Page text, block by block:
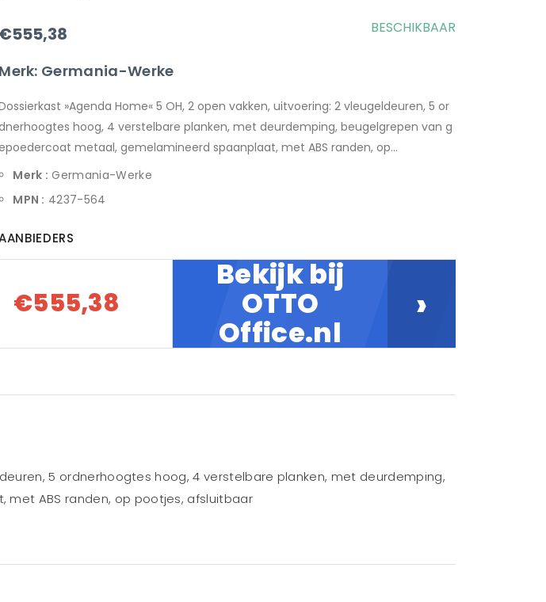
€555,38
Merk: Germania-Werke
BESCHIKBAAR
»Agenda Home« 5 OH, 2 open vakken, uitvoering: 2 vleugeldeuren, 5 or
hoog, 4 verstelbare planken, met deurdemping, beugelgrepen van g
metaal, gemelamineerd spaanplaat, met ABS randen, op...
Merk : Germania-Werke
MPN : 4237-564
€555,38
Bekijk bij
OTTO
Office.nl
›
5 ordnerhoogtes hoog, 4 verstelbare planken, met deurdemping,
ABS randen, op pootjes, afsluitbaar